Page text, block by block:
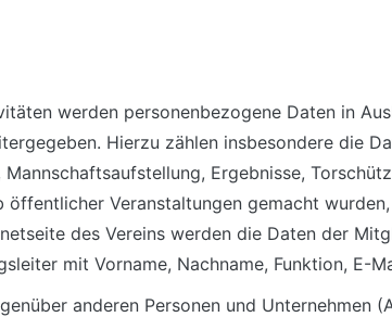
werden personenbezogene Daten in
Hierzu zählen insbesondere die
Ergebnisse,
Veranstaltungen gemacht
des Vereins werden die Daten der
mit Vorname, Nachname, Funktion, E-
anderen Personen und